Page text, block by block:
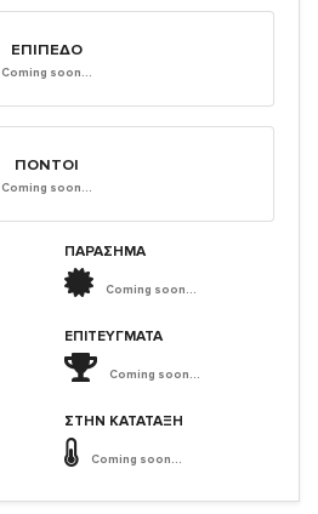
ΕΠΊΠΕΔΟ
Coming soon...
ΠΌΝΤΟΙ
Coming soon...
ΠΑΡΑΣΗΜΑ
Coming soon...
ΕΠΙΤΕΎΓΜΑΤΑ
Coming soon...
ΣΤΗΝ ΚΑΤΆΤΑΞΗ
Coming soon...